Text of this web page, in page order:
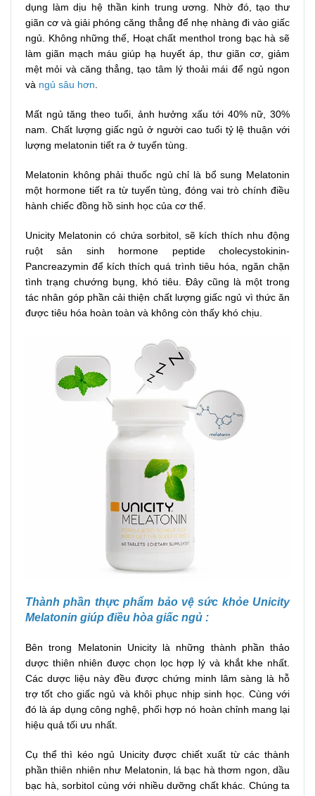
dụng làm dịu hệ thần kinh trung ương. Nhờ đó, tạo thư
giãn cơ và giải phóng căng thẳng để nhẹ nhàng đi vào giấc
ngủ. Không những thế, Hoạt chất menthol trong bạc hà sẽ
làm giãn mạch máu giúp hạ huyết áp, thư giãn cơ, giảm
mệt mỏi và căng thẳng, tạo tâm lý thoải mái để ngủ ngon
và ngủ sâu hơn
Mất ngủ tăng theo tuổi, ảnh hưởng xấu tới 40% nữ, 30%
nam. Chất lượng giấc ngủ ở người cao tuổi tỷ lệ thuận với
lượng melatonin tiết ra ở tuyến tùng.
Melatonin không phải thuốc ngủ chỉ là bổ sung Melatonin
một hormone tiết ra từ tuyến tùng, đóng vai trò chính điều
hành chiếc đồng hồ sinh học của cơ thể.
Unicity Melatonin có chứa sorbitol, sẽ kích thích nhu động
ruột sản sinh hormone peptide cholecystokinin-
Pancreazymin để kích thích quá trình tiêu hóa, ngăn chặn
tình trạng chướng bụng, khó tiêu. Đây cũng là một trong
tác nhân góp phần cải thiện chất lượng giấc ngủ vì thức ăn
được tiêu hóa hoàn toàn và không còn thấy khó chịu.
Thành phần thực phẩm bảo vệ sức khỏe Unicity
Melatonin giúp điều hòa giấc ngủ :
Bên trong Melatonin Unicity là những thành phần thảo
dược thiên nhiên được chọn lọc hợp lý và khắt khe nhất.
Các dược liệu này đều được chứng minh lâm sàng là hỗ
trợ tốt cho giấc ngủ và khôi phục nhịp sinh học. Cùng với
đó là áp dụng công nghệ, phối hợp nó hoàn chỉnh mang lại
hiệu quả tối ưu nhất.
Cụ thể thì kéo ngủ Unicity được chiết xuất từ các thành
phần thiên nhiên như Melatonin, lá bạc hà thơm ngon, dầu
bạc hà, sorbitol cùng với nhiều dưỡng chất khác. Chúng ta